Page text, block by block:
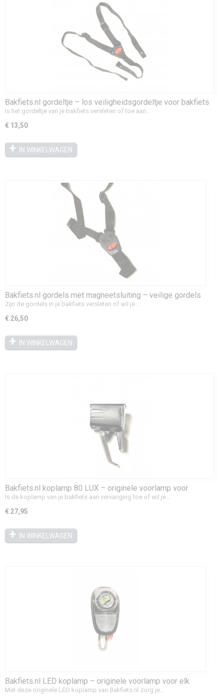
Bakfiets.nl gordeltje – los veiligheidsgordeltje voor bakfiets
Is het gordeltje van je bakfiets versleten of toe aan…
€ 13,50
IN WINKELWAGEN
Bakfiets.nl gordels met magneetsluiting – veilige gordels
voor bakfiets
Zijn de gordels in je bakfiets versleten of wil je…
€ 26,50
IN WINKELWAGEN
Bakfiets.nl koplamp 80 LUX – originele voorlamp voor
bakfiets & e-bike
Is de koplamp van je bakfiets aan vervanging toe of wil je…
€ 27,95
IN WINKELWAGEN
Bakfiets.nl LED koplamp – originele voorlamp voor elk
type bakfiets
Met deze originele LED koplamp van Bakfiets.nl zorg je…